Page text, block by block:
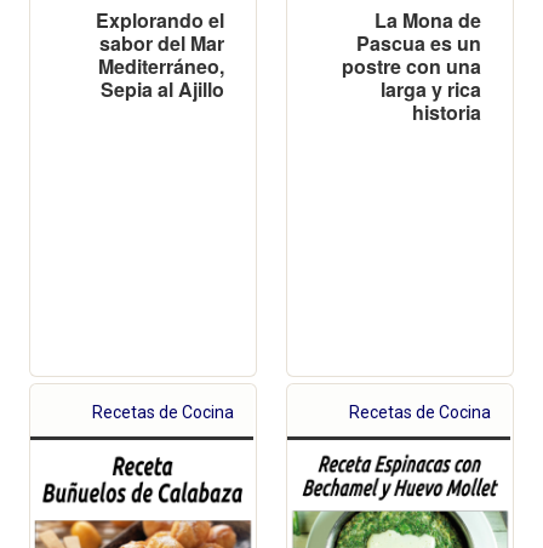
Explorando el
sabor del Mar
Mediterráneo,
Sepia al Ajillo
La Mona de
Pascua es un
postre con una
larga y rica
historia
Recetas de Cocina Recetas de Cocina